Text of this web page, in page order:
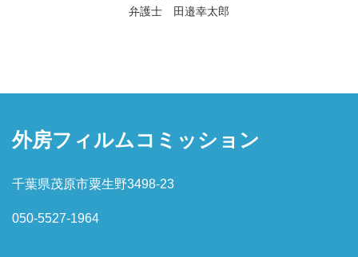
弁護士 田邉幸太郎
外房フィルムコミッション
千葉県茂原市粟生野3498-23
050-5527-1964